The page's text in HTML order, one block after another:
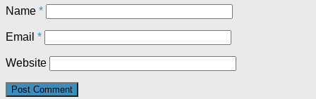
Name *
Email *
Website